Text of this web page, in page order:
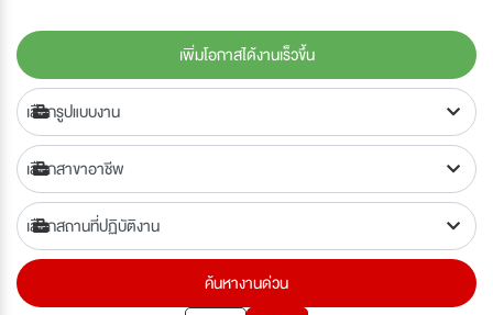
เพิ่มโอกาสได้งานเร็วขึ้น
ค้นหางานด่วน